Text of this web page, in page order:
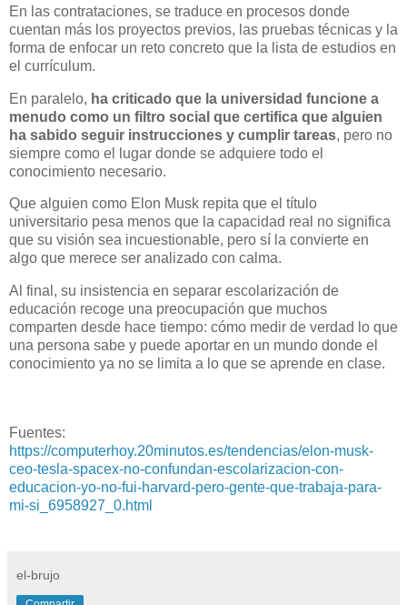
En las contrataciones, se traduce en procesos donde
cuentan más los proyectos previos, las pruebas técnicas y la
forma de enfocar un reto concreto que la lista de estudios en
el currículum.
En paralelo, ha criticado que la universidad funcione a
menudo como un filtro social que certifica que alguien
ha sabido seguir instrucciones y cumplir tareas, pero no
siempre como el lugar donde se adquiere todo el
conocimiento necesario.
Que alguien como Elon Musk repita que el título
universitario pesa menos que la capacidad real no significa
que su visión sea incuestionable, pero sí la convierte en
algo que merece ser analizado con calma.
Al final, su insistencia en separar escolarización de
educación recoge una preocupación que muchos
comparten desde hace tiempo: cómo medir de verdad lo que
una persona sabe y puede aportar en un mundo donde el
conocimiento ya no se limita a lo que se aprende en clase.
Fuentes:
https://computerhoy.20minutos.es/tendencias/elon-musk-
ceo-tesla-spacex-no-confundan-escolarizacion-con-
educacion-yo-no-fui-harvard-pero-gente-que-trabaja-para-
mi-si_6958927_0.html
el-brujo